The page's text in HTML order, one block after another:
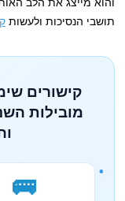
תושבי הנסיכות ולעשות
קישורים
מובילות
🚌